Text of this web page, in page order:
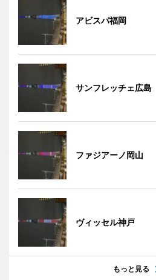
アビスパ福岡
サンフレッチェ広島
ファジアーノ岡山
ヴィッセル神戸
もっと見る